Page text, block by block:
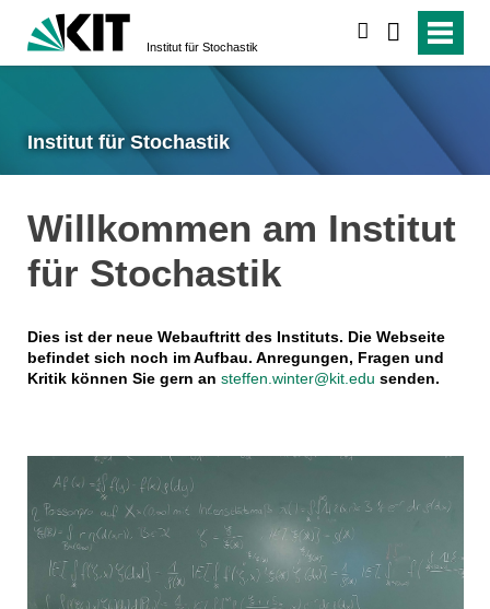
Institut für Stochastik
Institut für Stochastik
Willkommen am Institut
für Stochastik
Dies ist der neue Webauftritt des Instituts. Die Webseite
befindet sich noch im Aufbau. Anregungen, Fragen und
Kritik können Sie gern an steffen.winter@kit.edu senden.